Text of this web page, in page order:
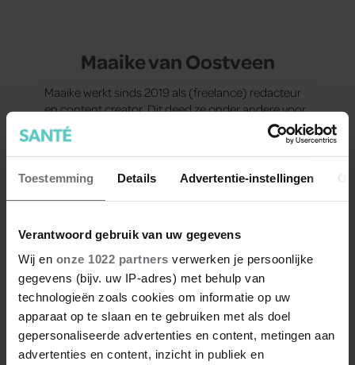
Toestemming Details Advertentie-instellingen
Verantwoord gebruik van uw gegevens
Wij en onze 1022 partners verwerken je persoonlijke
gegevens (bijv. uw IP-adres) met behulp van
technologieën zoals cookies om informatie op uw
apparaat op te slaan en te gebruiken met als doel
gepersonaliseerde advertenties en content, metingen aan
advertenties en content, inzicht in publiek en
Maaike van Oostveen
Maaike werkt sinds 2019 als (freelance) redacteur
en content creator. Dit deed ze onder andere voor
merken en titels als NTR, CosmoGIRL! en
Corendon. Met een grenzeloze nieuwsgierigheid en
veel enthousiasme schrijft ze voor Santé over alles
wat het leven leuker, makkelijker en gezonder
geluksmomentjes vormen. Naast het creëren van
inspirerende content voor Santé, is ze ook actief
op TikTok of kan je haar tegenkomen op
evenementen als hostess.
Meer van Maaike